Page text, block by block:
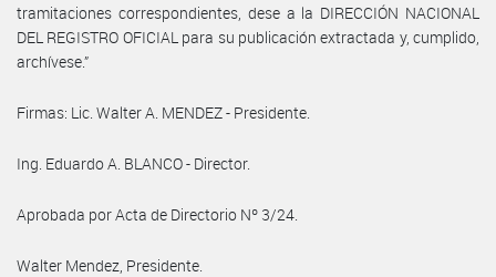
tramitaciones correspondientes, dese a la DIRECCIÓN NACIONAL
DEL REGISTRO OFICIAL para su publicación extractada y, cumplido,
archívese.”
Firmas: Lic. Walter A. MENDEZ - Presidente.
Ing. Eduardo A. BLANCO - Director.
Aprobada por Acta de Directorio Nº 3/24.
Walter Mendez, Presidente.